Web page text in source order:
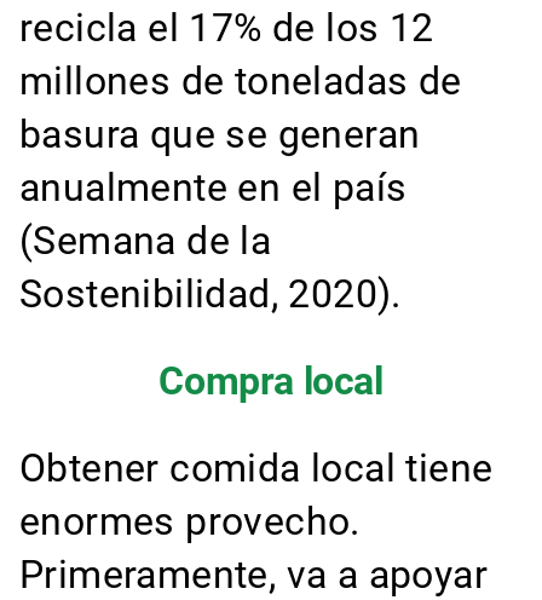
recicla el 17% de los 12
millones de toneladas de
basura que se generan
anualmente en el país
(Semana de la
Sostenibilidad, 2020).
Compra local
Obtener comida local tiene
enormes provecho.
Primeramente, va a apoyar